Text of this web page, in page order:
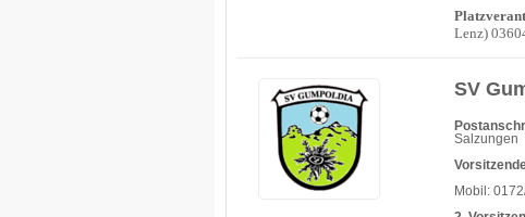
Lenz)
SV
Salzungen
Mobil: